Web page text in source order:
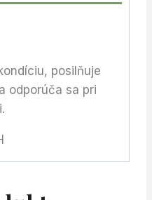
posilňuje
odporúča sa pri